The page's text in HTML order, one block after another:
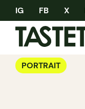
IG FB X
PORTRAIT